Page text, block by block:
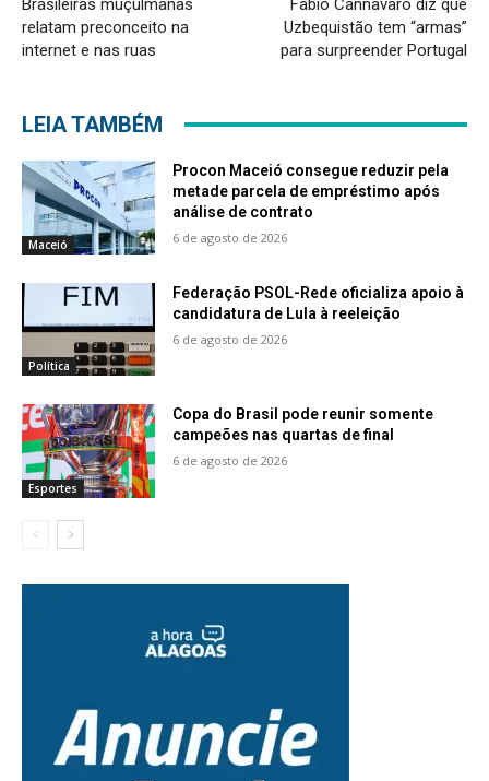
Brasileiras muçulmanas
relatam preconceito na
internet e nas ruas
Fabio Cannavaro diz que
Uzbequistão tem “armas”
para surpreender Portugal
LEIA TAMBÉM
Maceió
Procon Maceió consegue reduzir pela
metade parcela de empréstimo após
análise de contrato
6 de agosto de 2026
Política
Federação PSOL-Rede oficializa apoio à
candidatura de Lula à reeleição
6 de agosto de 2026
Esportes
Copa do Brasil pode reunir somente
campeões nas quartas de final
6 de agosto de 2026